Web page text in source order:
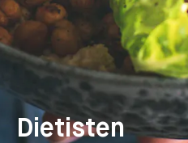
Dietisten